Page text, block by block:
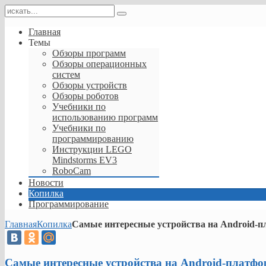
Главная
Темы
Обзоры программ
Обзоры операционных
систем
Обзоры устройств
Обзоры роботов
Учебники по
использованию программ
Учебники по
программированию
Инструкции LEGO
Mindstorms EV3
RoboCam
Новости
Копилка
Программирование
ГлавнаяКопилкаСамые интересные устройства на Android-
Самые интересные устройства на Android-